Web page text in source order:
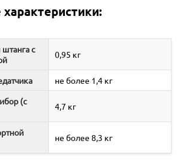
с
0,95 кг
не более 1,4 кг
(с
4,7 кг
не более 8,3 кг